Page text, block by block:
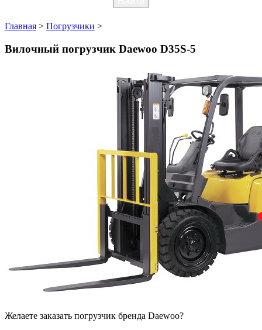
Главная > Погрузчики >
Вилочный погрузчик Daewoo D35S-5
Желаете заказать погрузчик бренда Daewoo?